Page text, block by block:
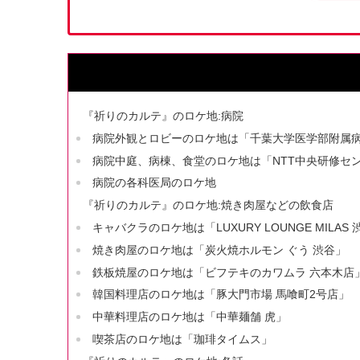
『祈りのカルテ』のロケ地:病院
病院外観とロビーのロケ地は「千葉大学医学部附属病
病院中庭、病棟、食堂のロケ地は「NTT中央研修セン
病院の各科医局のロケ地
『祈りのカルテ』のロケ地:焼き肉屋などの飲食店
キャバクラのロケ地は「LUXURY LOUNGE MILAS 渋
焼き肉屋のロケ地は「炭火焼ホルモン ぐう 渋谷」
鉄板焼屋のロケ地は「ビフテキのカワムラ 六本木店」
韓国料理店のロケ地は「豚大門市場 馬喰町2号店」
中華料理店のロケ地は「中華麺舗 虎」
喫茶店のロケ地は「珈琲タイムス」